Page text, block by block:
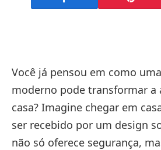
Você já pensou em como
moderno pode transformar a
casa? Imagine chegar em
ser recebido por um design
não só oferece segurança,